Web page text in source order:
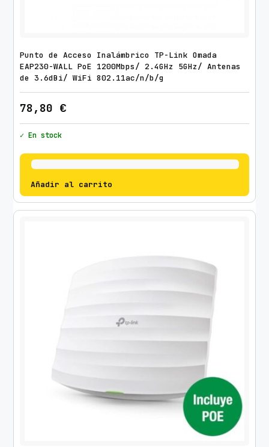
Punto de Acceso Inalámbrico TP-Link Omada
EAP230-WALL PoE 1200Mbps/ 2.4GHz 5GHz/ Antenas
de 3.6dBi/ WiFi 802.11ac/n/b/g
78,80 €
✓ En stock
Añadir al carrito